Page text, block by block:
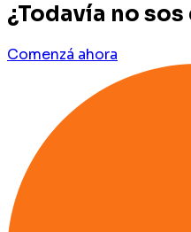
¿Todavía no
Comenzá ahora